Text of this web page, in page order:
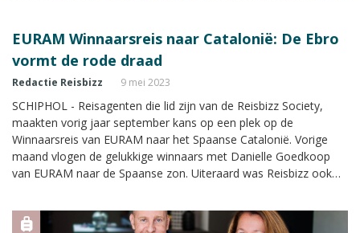
EURAM Winnaarsreis naar Catalonië: De Ebro
vormt de rode draad
Redactie Reisbizz 9 mei 2023
SCHIPHOL - Reisagenten die lid zijn van de Reisbizz Society,
maakten vorig jaar september kans op een plek op de
Winnaarsreis van EURAM naar het Spaanse Catalonië. Vorige
maand vlogen de gelukkige winnaars met Danielle Goedkoop
van EURAM naar de Spaanse zon. Uiteraard was Reisbizz ook